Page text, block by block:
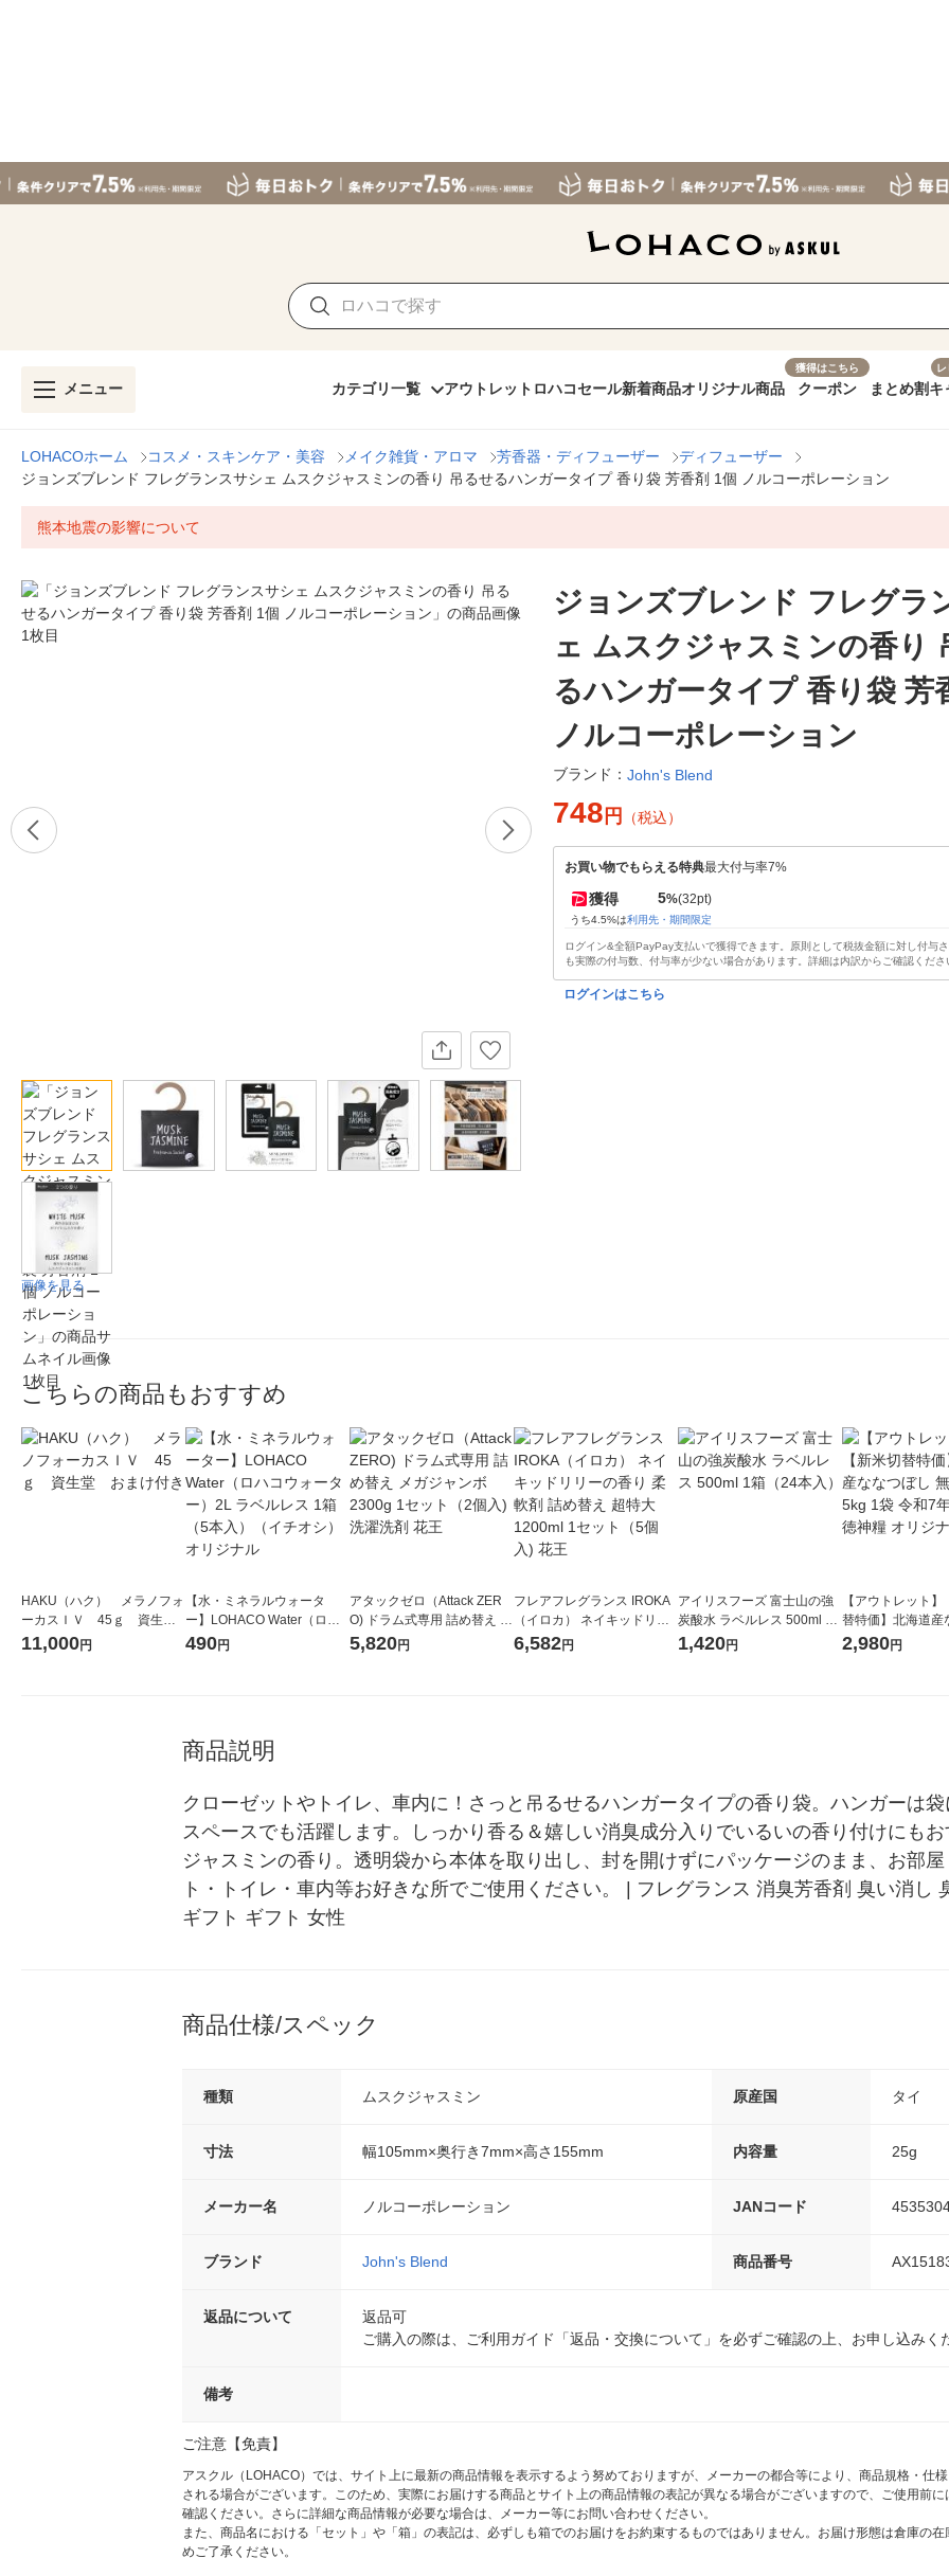
メニュー カテゴリ一覧 アウトレット ロハコセール新着商品オリジナル商品
獲得はこちら
クーポン まとめ割キ
LOHACOホーム コスメ・スキンケア・美容 メイク雑貨・アロマ 芳香器・ディフューザー
ディフューザー
ジョンズブレンド フレグランスサシェ ムスクジャスミンの香り 吊るせるハンガータイプ 香り袋 芳香剤 1個 ノルコーポレーション
熊本地震の影響について
画像を見る
ジョンズブレンド フレグラ
ェ ムスクジャスミンの香り
るハンガータイプ 香り袋 芳
ノルコーポレーション
ブランド： John's Blend
748 円 （税込）
お買い物でもらえる特典最大付与率7%
獲得 5%(32pt)
うち4.5%は利用先・期間限定
ログイン&全額PayPay支払いで獲得できます。原則として税抜金額に対し付与
も実際の付与数、付与率が少ない場合があります。詳細は内訳からご確認くださ
ログインはこちら
こちらの商品もおすすめ
HAKU（ハク） メラノフォ
ーカスＩＶ 45ｇ 資生
堂 おまけ付き
11,000円
【水・ミネラルウォータ
ー】LOHACO Water（ロハ
コウォーター）2L ラベルレ
490円
アタックゼロ（Attack ZER
O) ドラム式専用 詰め替え メ
ガジャンボ 2300g 1セット
（2個入) 洗濯洗剤 花王
5,820円
フレアフレグランス IROKA
（イロカ） ネイキッドリリ
ーの香り 柔軟剤 詰め替え 超
特大 1200ml 1セット（5個
6,582円
アイリスフーズ 富士山の強
炭酸水 ラベルレス 500ml 1
箱（24本入）
1,420円
【アウトレット】
替特価】北海道産
し 無洗米 5kg 1袋
米 木徳神糧 オリジ
2,980円
商品説明
クローゼットやトイレ、車内に！さっと吊るせるハンガータイプの香り袋。ハンガーは
スペースでも活躍します。しっかり香る＆嬉しい消臭成分入りでいるいの香り付けにも
ジャスミンの香り。透明袋から本体を取り出し、封を開けずにパッケージのまま、お部
ト・トイレ・車内等お好きな所でご使用ください。 | フレグランス 消臭芳香剤 臭い消し
ギフト ギフト 女性
商品仕様/スペック
種類 ムスクジャスミン 原産国 タイ
寸法 幅105mm×奥行き7mm×高さ155mm 内容量 25g
メーカー名 ノルコーポレーション JANコード
ブランド John's Blend 商品番号
返品について
返品可
ご購入の際は、ご利用ガイド「返品・交換について」を必ずご確認の上、お申し込みく
備考
ご注意【免責】
アスクル（LOHACO）では、サイト上に最新の商品情報を表示するよう努めておりますが、メーカーの都合等により、商品規格・仕
される場合がございます。このため、実際にお届けする商品とサイト上の商品情報の表記が異なる場合がございますので、ご使用前
確認ください。さらに詳細な商品情報が必要な場合は、メーカー等にお問い合わせください。
また、商品名における「セット」や「箱」の表記は、必ずしも箱でのお届けをお約束するものではありません。お届け形態は倉庫の
めご了承ください。